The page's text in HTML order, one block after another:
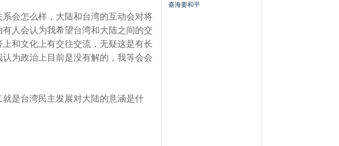
会怎么样，大陆和台湾的互动会对将
人会认为我希望台湾和大陆之间的交
和文化上有交往交流，无疑这是有长
为政治上目前是没有解的，我等会会
是台湾民主发展对大陆的意涵是什
臺海要和平